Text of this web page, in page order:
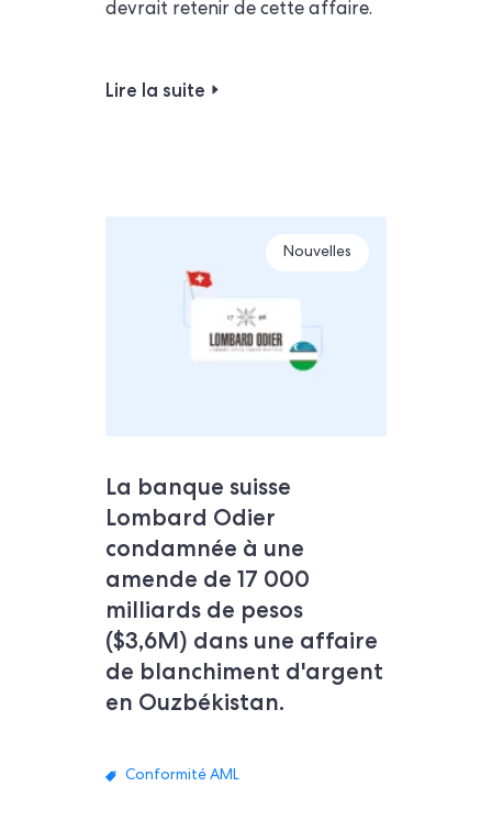
devrait retenir de cette affaire.
Lire la suite
Nouvelles
La banque suisse
Lombard Odier
condamnée à une
amende de 17 000
milliards de pesos
($3,6M) dans une affaire
de blanchiment d'argent
en Ouzbékistan.
Conformité AML